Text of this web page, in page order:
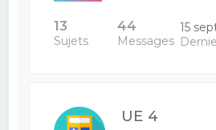
13
Sujets
44
Messages
15
UE 4